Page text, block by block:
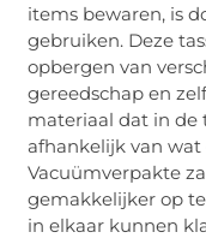
items bewaren, is
gebruiken. Deze
opbergen van
gereedschap en
materiaal dat in de
afhankelijk van
Vacuümverpakte
gemakkelijker op
in elkaar kunnen